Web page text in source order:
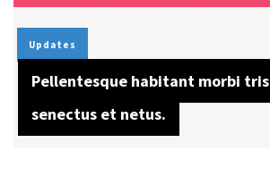
Updates
Pellentesque habitant morbi
senectus et netus.